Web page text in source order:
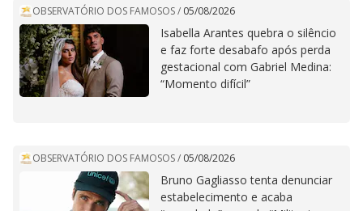
OBSERVATÓRIO DOS FAMOSOS/ 05/08/2026
Isabella Arantes quebra o silêncio
e faz forte desabafo após perda
gestacional com Gabriel Medina:
“Momento difícil”
OBSERVATÓRIO DOS FAMOSOS/ 05/08/2026
Bruno Gagliasso tenta denunciar
estabelecimento e acaba